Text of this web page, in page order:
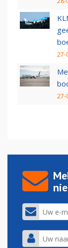
27-
27-